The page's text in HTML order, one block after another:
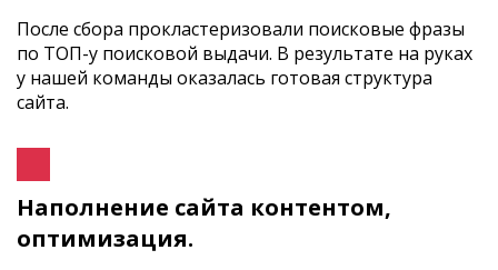
После сбора прокластеризовали поисковые фразы
по ТОП-у поисковой выдачи. В результате на руках
у нашей команды оказалась готовая структура
сайта.
Наполнение сайта контентом,
оптимизация.